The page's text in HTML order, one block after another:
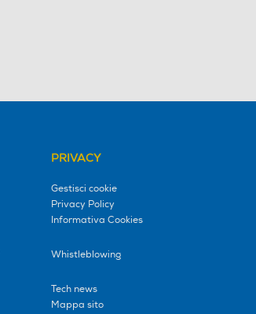
PRIVACY
Gestisci cookie
Privacy Policy
Informativa Cookies
Whistleblowing
Tech news
Mappa sito